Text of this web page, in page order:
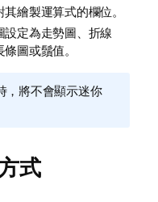
繪製運算式的欄位。
設定為走勢圖、折線
圖或鬚值。
，將不會顯示迷你
式